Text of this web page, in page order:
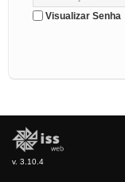
Visualizar Senha
v. 3.10.4